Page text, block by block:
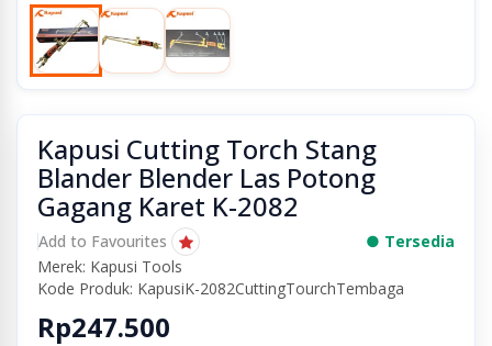
Kapusi Cutting Torch Stang
Blander Blender Las Potong
Gagang Karet K-2082
Add to Favourites
● Tersedia
Merek: Kapusi Tools
Kode Produk: KapusiK-2082CuttingTourchTembaga
Rp247.500